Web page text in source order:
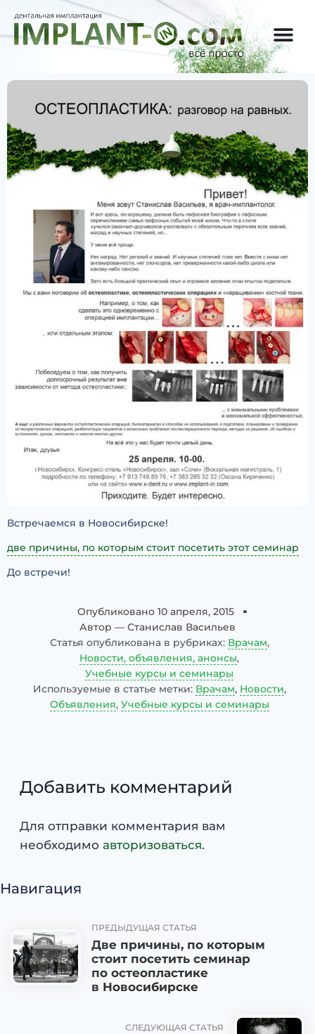
Встречаемся в Новосибирске!
две причины, по которым стоит посетить этот семинар
До встречи!
Опубликовано 10 апреля, 2015
Автор — Станислав Васильев
Статья опубликована в рубриках: Врачам,
Новости, объявления, анонсы,
Учебные курсы и семинары
Используемые в статье метки: Врачам, Новости,
Объявления, Учебные курсы и семинары
Добавить комментарий
Для отправки комментария вам
необходимо авторизоваться.
Навигация
ПРЕДЫДУЩАЯ СТАТЬЯ
Две причины, по которым
стоит посетить семинар
по остеопластике
в Новосибирске
СЛЕДУЮЩАЯ СТАТЬЯ